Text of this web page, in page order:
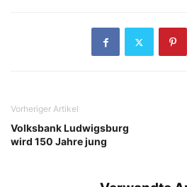
Vorheriger Artikel
Volksbank Ludwigsburg
wird 150 Jahre jung